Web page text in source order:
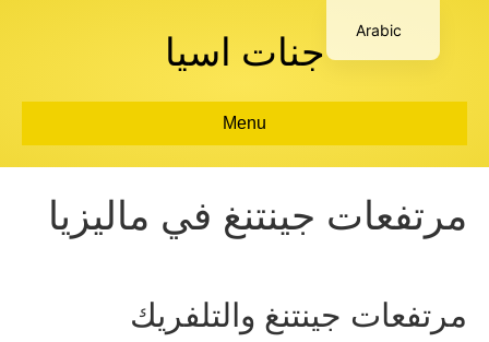
جنات اسيا
Menu
مرتفعات جينتنغ في ماليزيا
مرتفعات جينتنغ والتلفريك
Arabic